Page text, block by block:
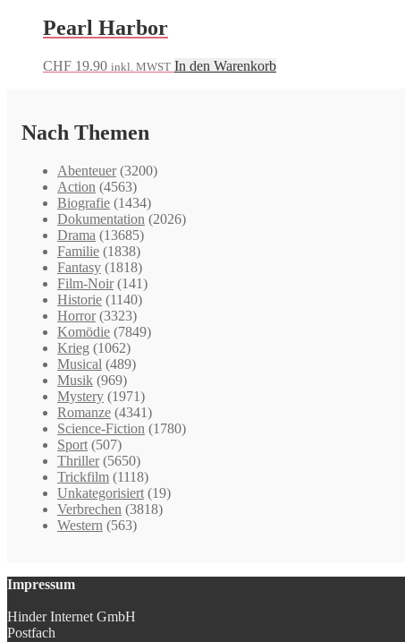
Pearl Harbor
CHF 19.90 inkl. MWST In den Warenkorb
Nach Themen
Abenteuer (3200)
Action (4563)
Biografie (1434)
Dokumentation (2026)
Drama (13685)
Familie (1838)
Fantasy (1818)
Film-Noir (141)
Historie (1140)
Horror (3323)
Komödie (7849)
Krieg (1062)
Musical (489)
Musik (969)
Mystery (1971)
Romanze (4341)
Science-Fiction (1780)
Sport (507)
Thriller (5650)
Trickfilm (1118)
Unkategorisiert (19)
Verbrechen (3818)
Western (563)
Impressum
Hinder Internet GmbH
Postfach